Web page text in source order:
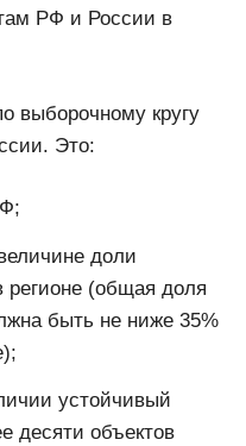
РФ и России в
выборочному кругу
Это:
доли
регионе (общая доля
быть не ниже 35%
устойчивый
десяти объектов